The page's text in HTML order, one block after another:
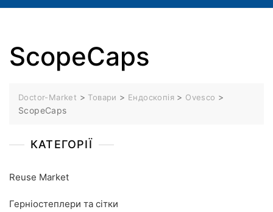
ScopeCaps
Doctor-Market > Товари > Ендоскопія > Ovesco >
ScopeCaps
КАТЕГОРІЇ
Reuse Market
Герніостеплери та сітки